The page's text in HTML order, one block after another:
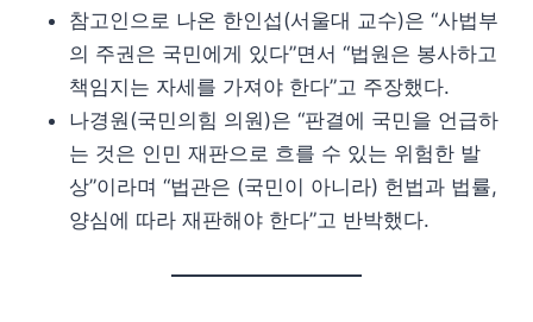
참고인으로 나온 한인섭(서울대 교수)은 “사법부
의 주권은 국민에게 있다”면서 “법원은 봉사하고
책임지는 자세를 가져야 한다”고 주장했다.
나경원(국민의힘 의원)은 “판결에 국민을 언급하
는 것은 인민 재판으로 흐를 수 있는 위험한 발
상”이라며 “법관은 (국민이 아니라) 헌법과 법률,
양심에 따라 재판해야 한다”고 반박했다.